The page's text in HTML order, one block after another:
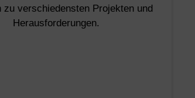
zu verschiedensten Projekten und
Herausforderungen.